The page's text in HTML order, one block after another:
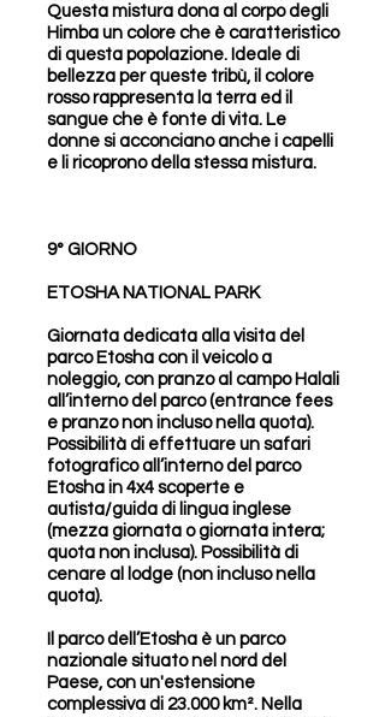
Questa mistura dona al corpo degli
Himba un colore che è caratteristico
di questa popolazione. Ideale di
bellezza per queste tribù, il colore
rosso rappresenta la terra ed il
sangue che è fonte di vita. Le
donne si acconciano anche i capelli
e li ricoprono della stessa mistura.
9° GIORNO
ETOSHA NATIONAL PARK
Giornata dedicata alla visita del
parco Etosha con il veicolo a
noleggio, con pranzo al campo Halali
all’interno del parco (entrance fees
e pranzo non incluso nella quota).
Possibilità di effettuare un safari
fotografico all’interno del parco
Etosha in 4x4 scoperte e
autista/guida di lingua inglese
(mezza giornata o giornata intera;
quota non inclusa). Possibilità di
cenare al lodge (non incluso nella
quota).
Il parco dell’Etosha è un parco
nazionale situato nel nord del
Paese, con un'estensione
complessiva di 23.000 km². Nella